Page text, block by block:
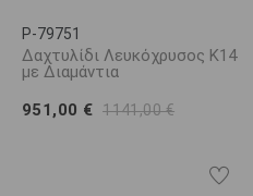
P-79751
Δαχτυλίδι Λευκόχρυσος K14
με Διαμάντια
951,00 € 1141,00 €